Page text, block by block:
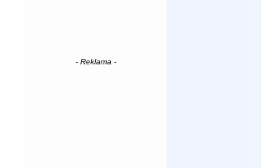
- Reklama -